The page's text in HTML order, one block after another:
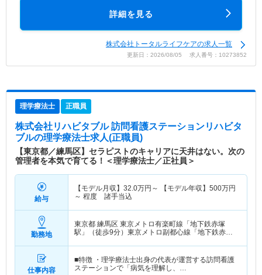
詳細を見る
株式会社トータルライフケアの求人一覧
更新日：2026/08/05 求人番号：10273852
理学療法士 正職員
株式会社リハビタブル 訪問看護ステーションリハビタ
ブルの理学療法士求人(正職員)
【東京都／練馬区】セラピストのキャリアに天井はない。次の
管理者を本気で育てる！＜理学療法士／正社員＞
給与
【モデル月収】 32.0万円～ 【モデル年収】 500万円
～ 程度 諸手当込
勤務地
東京都 練馬区 東京メトロ有楽町線「地下鉄赤塚
駅」（徒歩9分）東京メトロ副都心線「地下鉄赤塚
仕事内容
■特徴 ・理学療法士出身の代表が運営する訪問看護
ステーションで「病気を理解し、…